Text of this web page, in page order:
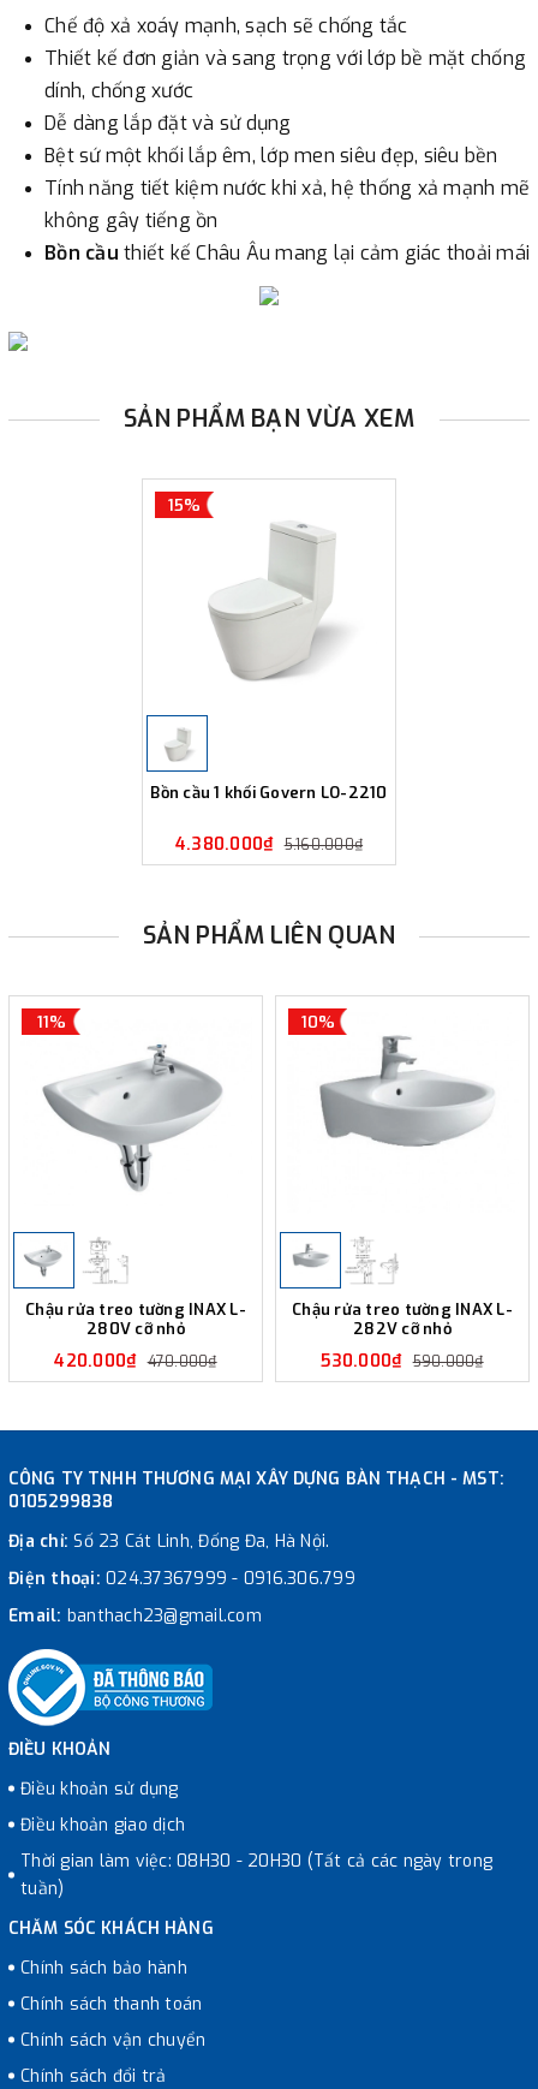
Chế độ xả xoáy mạnh, sạch sẽ chống tắc
Thiết kế đơn giản và sang trọng với lớp bề mặt chống
dính, chống xước
Dễ dàng lắp đặt và sử dụng
Bệt sứ một khối lắp êm, lớp men siêu đẹp, siêu bền
Tính năng tiết kiệm nước khi xả, hệ thống xả mạnh mẽ
không gây tiếng ồn
Bồn cầu thiết kế Châu Âu mang lại cảm giác thoải mái
SẢN PHẨM BẠN VỪA XEM
15%
Bồn cầu 1 khối Govern LO-2210
4.380.000₫ 5.160.000₫
SẢN PHẨM LIÊN QUAN
11%
Chậu rửa treo tường INAX L-
280V cỡ nhỏ
420.000₫ 470.000₫
10%
Chậu rửa treo tường INAX L-
282V cỡ nhỏ
530.000₫ 590.000₫
CÔNG TY TNHH THƯƠNG MẠI XÂY DỰNG BÀN THẠCH - MST:
0105299838
Địa chỉ:Số 23 Cát Linh, Đống Đa, Hà Nội.
Điện thoại: 024.37367999 - 0916.306.799
Email: banthach23@gmail.com
ĐIỀU KHOẢN
Điều khoản sử dụng
Điều khoản giao dịch
Thời gian làm việc: 08H30 - 20H30 (Tất cả các ngày trong
tuần)
CHĂM SÓC KHÁCH HÀNG
Chính sách bảo hành
Chính sách thanh toán
Chính sách vận chuyển
Chính sách đổi trả